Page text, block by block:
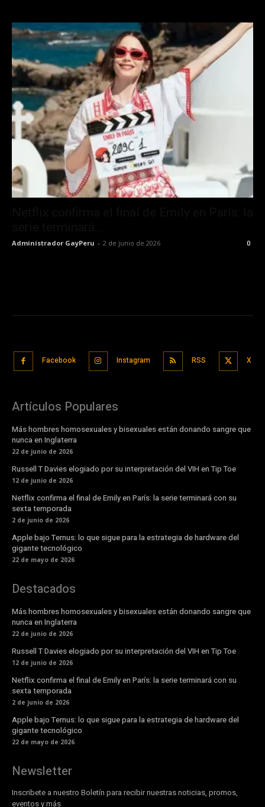
Administrador GayPeru - 2 de junio de 2026 0
Facebook Instagram RSS X
Artículos Populares
Más hombres homosexuales y bisexuales están donando sangre que
nunca en Inglaterra
22 de junio de 2026
Russell T Davies elogiado por su interpretación del VIH en Tip Toe
12 de junio de 2026
Netflix confirma el final de Emily en París: la serie terminará con su
sexta temporada
2 de junio de 2026
Apple bajo Ternus: lo que sigue para la estrategia de hardware del
gigante tecnológico
22 de mayo de 2026
Destacados
Más hombres homosexuales y bisexuales están donando sangre que
nunca en Inglaterra
22 de junio de 2026
Russell T Davies elogiado por su interpretación del VIH en Tip Toe
12 de junio de 2026
Netflix confirma el final de Emily en París: la serie terminará con su
sexta temporada
2 de junio de 2026
Apple bajo Ternus: lo que sigue para la estrategia de hardware del
gigante tecnológico
22 de mayo de 2026
Newsletter
Inscribete a nuestro Boletín para recibir nuestras noticias, promos,
eventos y más